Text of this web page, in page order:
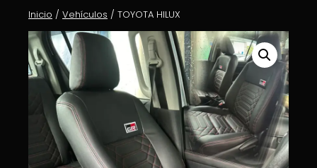
Inicio / Vehículos / TOYOTA HILUX